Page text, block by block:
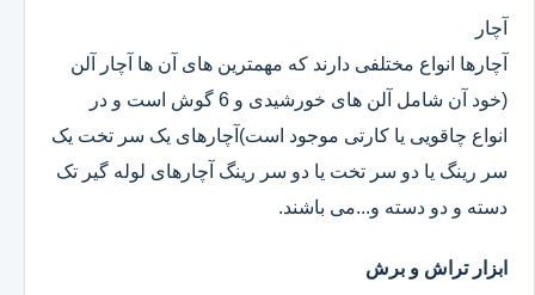
آچار
آچارها انواع مختلفی دارند که مهمترین های آن ها آچار آلن
(خود آن شامل آلن های خورشیدی و 6 گوش است و در
انواع چاقویی یا کارتی موجود است)آچارهای یک سر تخت یک
سر رینگ یا دو سر تخت یا دو سر رینگ آچارهای لوله گیر تک
دسته و دو دسته و...می باشند.
ابزار تراش و برش